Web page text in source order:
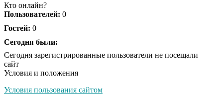
Ржу не переставая, это
не раз
Скрытая камера на
Кто онлайн?
Пользователей: 0
Гостей: 0
Сегодня были:
Сегодня зарегистрированные пользователи не посещали
сайт
Условия и положения
Условия пользования сайтом